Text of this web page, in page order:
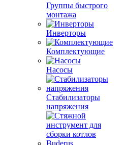
Группы быстрого
монтажа
Инверторы
Комплектующие
Насосы
Стабилизаторы
напряжения